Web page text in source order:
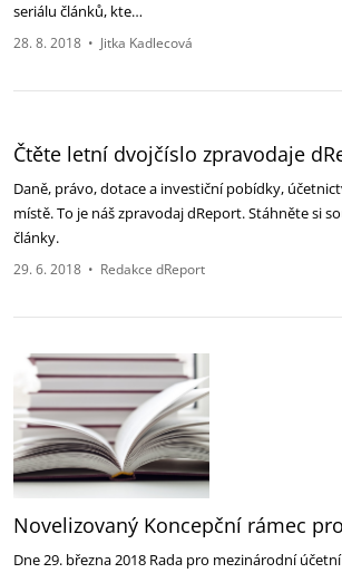
seriálu článků, kte…
28. 8. 2018 • Jitka Kadlecová
Čtěte letní dvojčíslo zpravodaje
Daně, právo, dotace a investiční pobídky,
místě. To je náš zpravodaj dReport. Stáhněte si
články.
29. 6. 2018 • Redakce dReport
Novelizovaný Koncepční rámec pro
Dne 29. března 2018 Rada pro mezinárodní